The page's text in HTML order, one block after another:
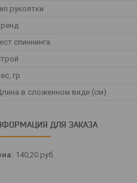
рукоятки
спиннинга
гр
в сложенном виде (см)
ДЛЯ ЗАКАЗА
140,20 руб.